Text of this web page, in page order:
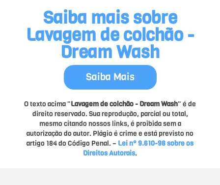
Saiba mais sobre
Lavagem de colchão -
Dream Wash
Saiba Mais
O texto acima "Lavagem de colchão - Dream Wash" é de
direito reservado. Sua reprodução, parcial ou total,
mesmo citando nossos links, é proibida sem a
autorização do autor. Plágio é crime e está previsto no
artigo 184 do Código Penal. – Lei n° 9.610-98 sobre os
Direitos Autorais.